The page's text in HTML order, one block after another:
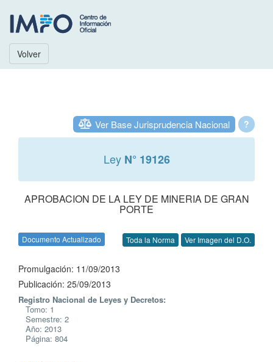
Volver
?
Ver Base Jurisprudencia Nacional
Ley N° 19126
APROBACION DE LA LEY DE MINERIA DE GRAN
PORTE
Documento Actualizado Toda la Norma Ver Imagen del D.O.
Promulgación: 11/09/2013
Publicación: 25/09/2013
Registro Nacional de Leyes y Decretos:
Tomo: 1
Semestre: 2
Año: 2013
Página: 804